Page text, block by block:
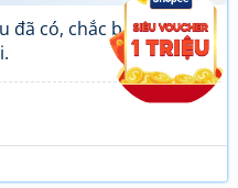
đã có, chắc bạn chưa